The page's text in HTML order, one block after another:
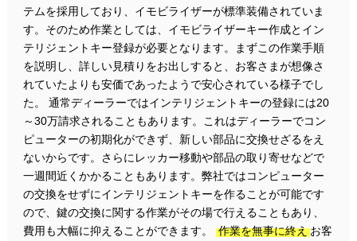
テムを採用しており、イモビライザーが標準装備されていま
す。そのため作業としては、イモビライザーキー作成とイン
テリジェントキー登録が必要となります。まずこの作業手順
を説明し、詳しい見積りをお出しすると、お客さまが想像さ
れていたよりも安価であったようで安心されている様子でし
た。 通常ディーラーではインテリジェントキーの登録には20
～30万請求されることもあります。これはディーラーでコン
ピューターの初期化ができず、新しい部品に交換せざるをえ
ないからです。さらにレッカー移動や部品の取り寄せなどで
一週間近くかかることもあります。弊社ではコンピューター
の交換をせずにインテリジェントキーを作ることが可能です
ので、鍵の交換に関する作業がその場で行えることもあり、
費用も大幅に抑えることができます。
作業を無事に終えお客